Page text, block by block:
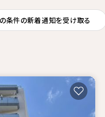
条件の新着通知を受け取る